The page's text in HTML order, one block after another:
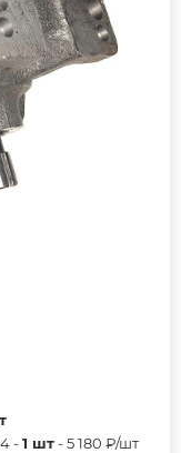
-1 шт- 5 180 ₽/шт